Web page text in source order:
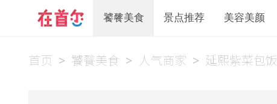
饕餮美食 景点推荐 美容美颜
首页 > 饕餮美食 > 人气商家 > 延熙紫菜包饭